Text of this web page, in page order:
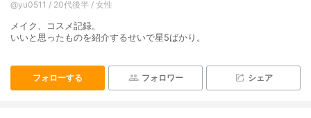
@yu0511 / 20代後半 / 女性
メイク、コスメ記録。
いいと思ったものを紹介するせいで星5ばかり。
フォローする フォロワー シェア